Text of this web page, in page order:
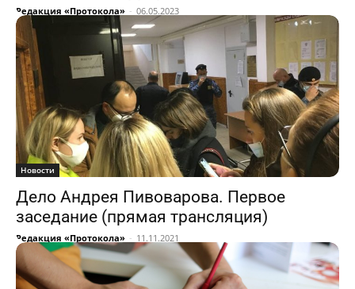
Редакция «Протокола» - 06.05.2023
Новости
Дело Андрея Пивоварова. Первое
заседание (прямая трансляция)
Редакция «Протокола» - 11.11.2021